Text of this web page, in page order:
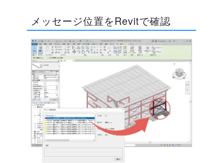
メッセージ位置をRevitで確認